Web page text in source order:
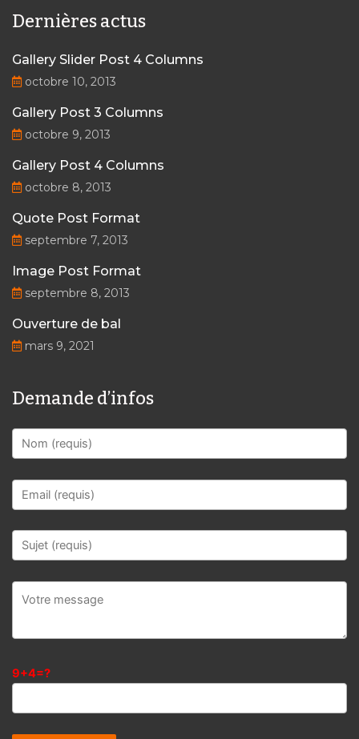
Dernières actus
Gallery Slider Post 4 Columns
octobre 10, 2013
Gallery Post 3 Columns
octobre 9, 2013
Gallery Post 4 Columns
octobre 8, 2013
Quote Post Format
septembre 7, 2013
Image Post Format
septembre 8, 2013
Ouverture de bal
mars 9, 2021
Demande d’infos
9+4=?